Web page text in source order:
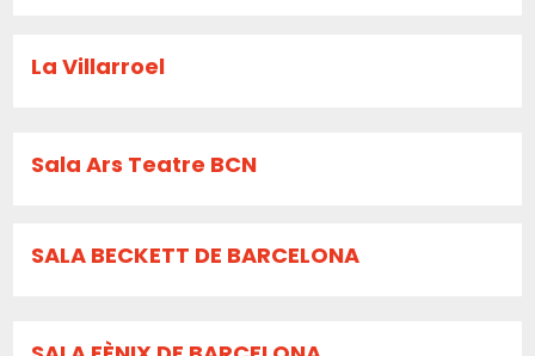
La Villarroel
Sala Ars Teatre BCN
SALA BECKETT DE BARCELONA